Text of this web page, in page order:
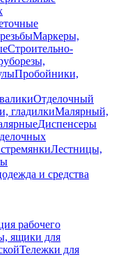
Маркеры,
Строительно-
Пробойники,
Отделочный
гладилкиМалярный,
Диспенсеры
Лестницы,
и средства
рабочего
ящики для
Тележки для